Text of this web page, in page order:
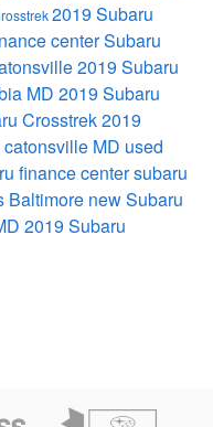
2019 Subaru
centerSubaru
2019 Subaru
MD 2019 Subaru
Crosstrek2019
MD used
finance centersubaru
Baltimore new Subaru
2019 Subaru